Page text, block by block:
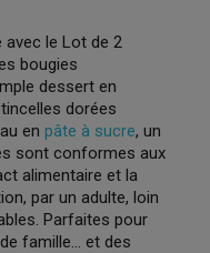
avec le Lot de 2
bougies
dessert en
dorées
en pâte à sucre, un
sont conformes aux
alimentaire et la
par un adulte, loin
Parfaites pour
famille… et des